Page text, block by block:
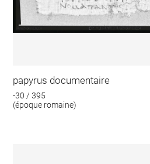
papyrus documentaire
-30 / 395
(époque romaine)